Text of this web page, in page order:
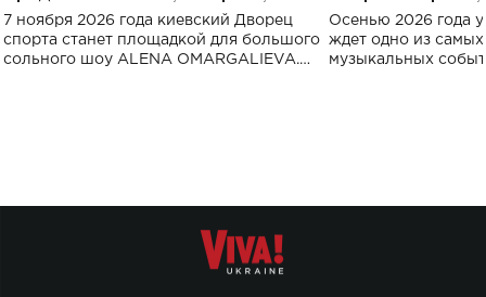
большого концерта во Дворце
спорта
7 ноября 2026 года киевский Дворец
спорта станет площадкой для большого
сольного шоу ALENA OMARGALIEVA.
Украине: где
Осенью 2026 года
ждет одно из
музыкальных